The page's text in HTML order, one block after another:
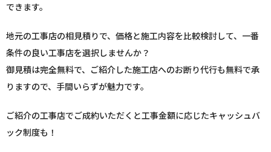
できます。
地元の工事店の相見積りで、価格と施工内容を比較検討して、一番
条件の良い工事店を選択しませんか？
御見積は完全無料で、ご紹介した施工店へのお断り代行も無料で承
りますので、手間いらずが魅力です。
ご紹介の工事店でご成約いただくと工事金額に応じたキャッシュバ
ック制度も！